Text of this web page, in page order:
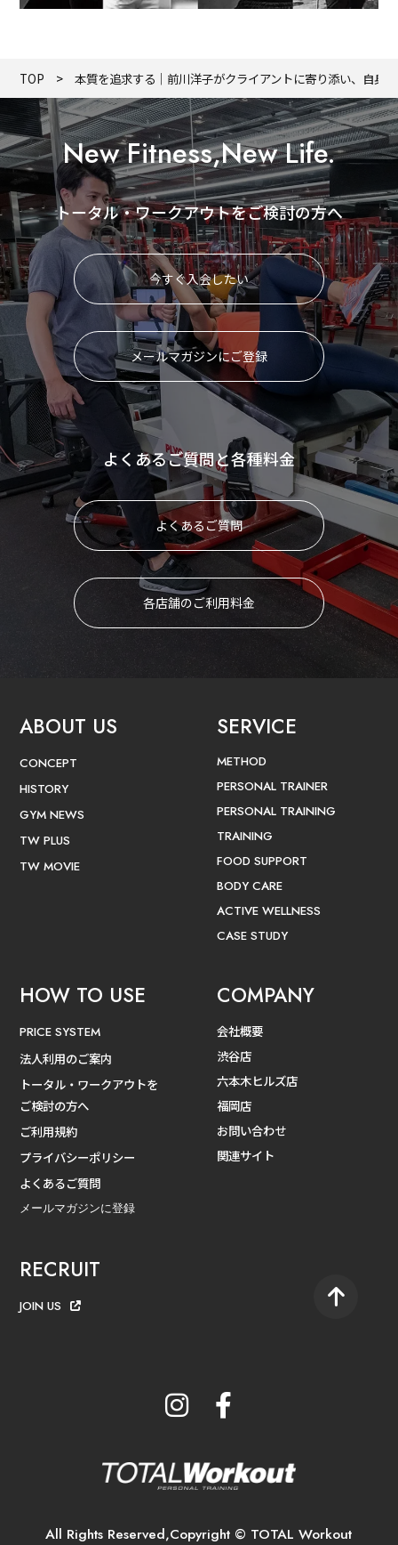
TOP 本質を追求する｜前川洋子がクライアントに寄り添い、自身
New Fitness,New Life.
トータル・ワークアウトをご検討の方へ
今すぐ入会したい
メールマガジンにご登録
よくあるご質問と各種料金
よくあるご質問
各店舗のご利用料金
ABOUT US
CONCEPT
HISTORY
GYM NEWS
TW PLUS
TW MOVIE
SERVICE
METHOD
PERSONAL TRAINER
PERSONAL TRAINING
TRAINING
FOOD SUPPORT
BODY CARE
ACTIVE WELLNESS
CASE STUDY
HOW TO USE
PRICE SYSTEM
法人利用のご案内
トータル・ワークアウトを
ご検討の方へ
ご利用規約
プライバシーポリシー
よくあるご質問
メールマガジンに登録
COMPANY
会社概要
渋谷店
六本木ヒルズ店
福岡店
お問い合わせ
関連サイト
RECRUIT
JOIN US
All Rights Reserved,Copyright © TOTAL Workout